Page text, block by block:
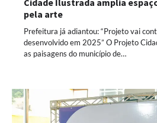
pela arte
Prefeitura já adiantou: “Projeto vai
desenvolvido em 2025” O Projeto
as paisagens do município de…